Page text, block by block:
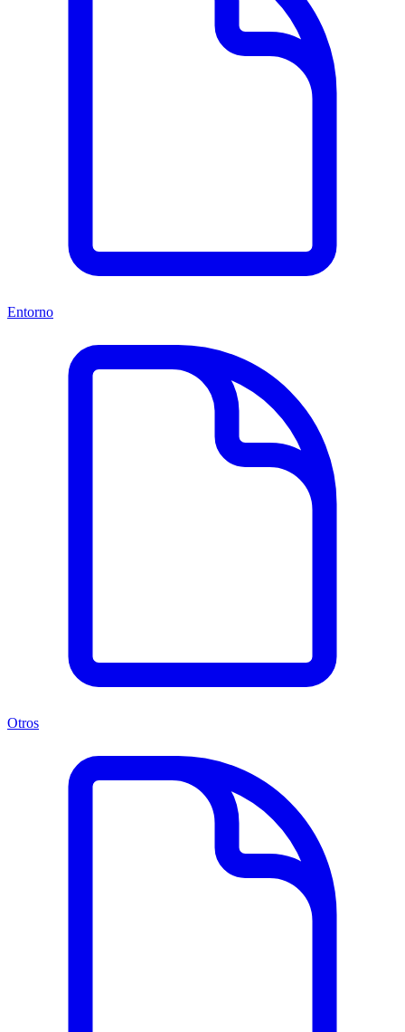
Entorno
Otros